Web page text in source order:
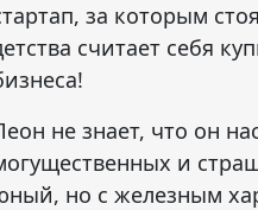
за которым
считает себя
не знает, что он
и
но с железным